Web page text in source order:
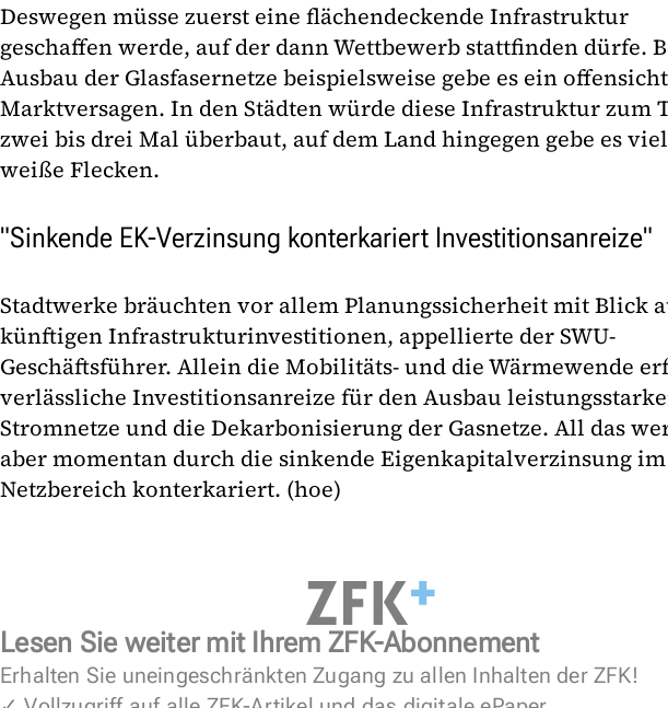
Deswegen müsse zuerst eine flächendeckende Infrastruktur
geschaffen werde, auf der dann Wettbewerb stattfinden dürfe.
Ausbau der Glasfasernetze beispielsweise gebe es ein
Marktversagen. In den Städten würde diese Infrastruktur zum
zwei bis drei Mal überbaut, auf dem Land hingegen gebe es
weiße Flecken.
"Sinkende EK-Verzinsung konterkariert Investitionsanreize"
Stadtwerke bräuchten vor allem Planungssicherheit mit Blick
künftigen Infrastrukturinvestitionen, appellierte der SWU-
Geschäftsführer. Allein die Mobilitäts- und die Wärmewende
verlässliche Investitionsanreize für den Ausbau
Stromnetze und die Dekarbonisierung der Gasnetze. All das
aber momentan durch die sinkende Eigenkapitalverzinsung im
Netzbereich konterkariert. (hoe)
Lesen Sie weiter mit Ihrem ZFK-Abonnement
Erhalten Sie uneingeschränkten Zugang zu allen Inhalten der ZFK!